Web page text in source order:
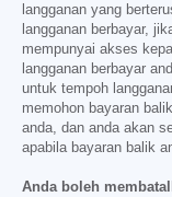
langganan yang
langganan berbayar,
mempunyai akses
langganan berbayar
untuk tempoh
memohon bayaran
anda, dan anda akan
apabila bayaran balik
Anda boleh